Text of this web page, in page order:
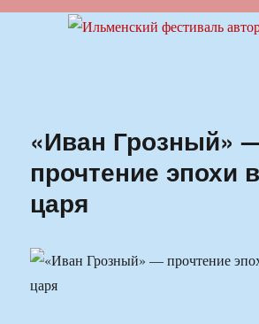
Ильменский фестиваль
«Иван Грозный»
прочтение эпохи
царя